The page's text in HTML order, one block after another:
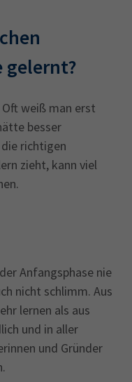
Log-in
gelernt?
weiß man erst
besser
richtigen
zieht, kann viel
Anfangsphase nie
nicht schlimm. Aus
lernen als aus
und in aller
und Gründer